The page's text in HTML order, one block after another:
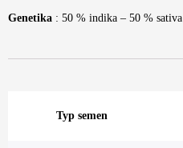
Genetika : 50 % indika – 50 % sativa
Typ semen